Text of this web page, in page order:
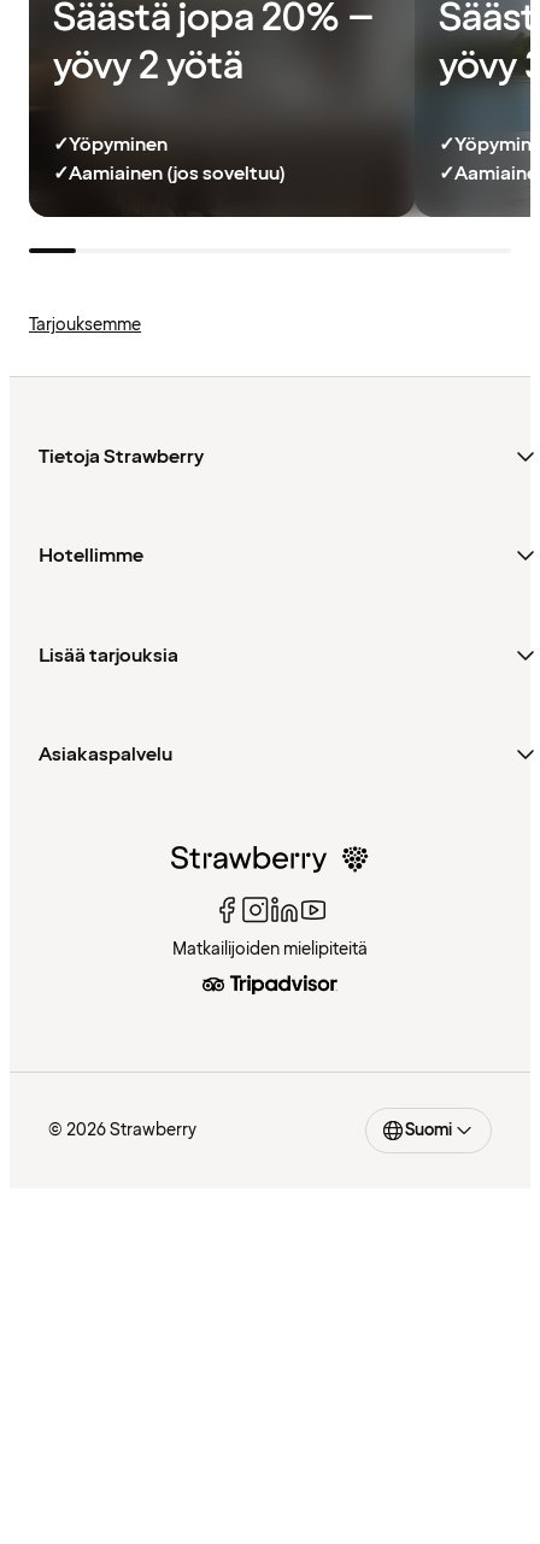
Säästä jopa 20% –
yövy 2 yötä
✓Yöpyminen
✓Aamiainen (jos soveltuu)
yövy
✓
✓
Tarjouksemme
Tietoja Strawberry
Hotellimme
Lisää tarjouksia
Asiakaspalvelu
Matkailijoiden mielipiteitä
© 2026 Strawberry Suomi